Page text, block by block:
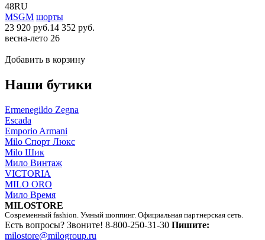
48RU
MSGM шорты
23 920 руб.14 352 руб.
весна-лето 26
Добавить в корзину
Наши бутики
Ermenegildo Zegna
Escada
Emporio Armani
Milo Спорт Люкс
Milo Шик
Мило Винтаж
VICTORIA
MILO ORO
Мило Время
MILOSTORE
Современный fashion. Умный шоппинг. Официальная партнерская сеть.
Есть вопросы? Звоните! 8-800-250-31-30 Пишите:
milostore@milogroup.ru